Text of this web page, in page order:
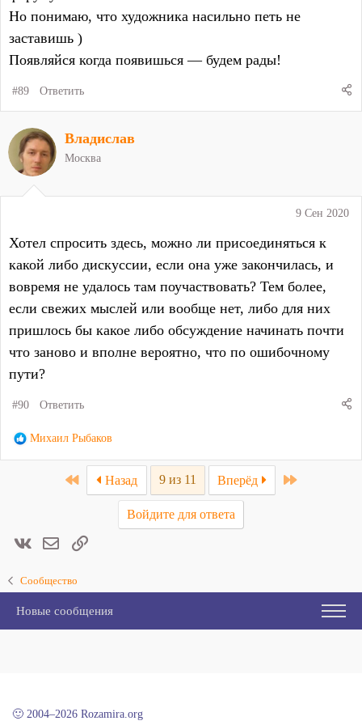
Но понимаю, что художника насильно петь не
заставишь )
Появляйся когда появишься — будем рады!
#89 Ответить
9 Сен 2020
Хотел спросить здесь, можно ли присоединяться к
какой либо дискуссии, если она уже закончилась, и
вовремя не удалось там поучаствовать? Тем более,
если свежих мыслей или вообще нет, либо для них
пришлось бы какое либо обсуждение начинать почти
что заново и вполне вероятно, что по ошибочному
пути?
#90 Ответить
Р
и
Михаил Рыбаков
Владислав
Москва
First Назад 9 из 11 Вперёд Last
Войдите для ответа
ВконтактеЭлектронная почта
Ссылка
Сообщество
Новые сообщения
🙂 2004–2026 Rozamira.org